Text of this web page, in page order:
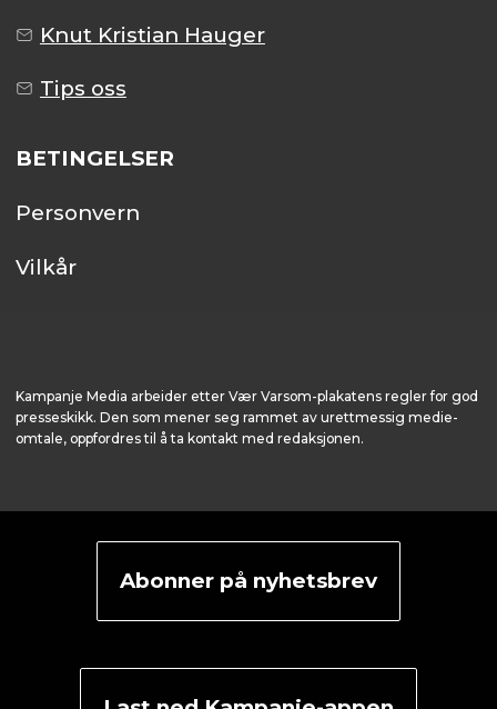
Knut Kristian Hauger
Tips oss
BETINGELSER
Personvern
Vilkår
Kampanje Media arbeider etter Vær Varsom-plakatens regler for god
presseskikk. Den som mener seg rammet av urettmessig medie­
omtale, oppfordres til å ta kontakt med redaksjonen.
Abonner på nyhetsbrev